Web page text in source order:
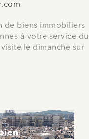
de biens immobiliers
à votre service du
visite le dimanche sur